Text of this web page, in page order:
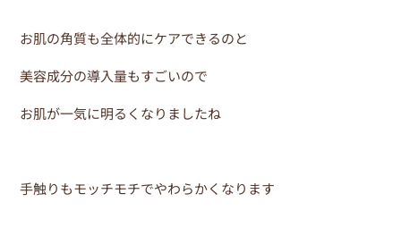
お肌の角質も全体的にケアできるのと
美容成分の導入量もすごいので
お肌が一気に明るくなりましたね
手触りもモッチモチでやわらかくなります